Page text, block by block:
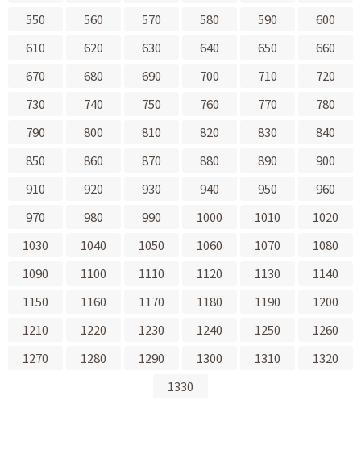
550
560 570 580 590
600
610
620 630 640 650
660
670
680 690 700 710
720
730
740 750 760 770
780
790
800 810 820 830
840
850
860 870 880 890
900
910
920 930 940 950
960
970
980 990 1000 1010
1020
1030
1040 1050 1060 1070
1080
1090
1100 1110 1120 1130
1140
1150
1160 1170 1180 1190
1200
1210
1220 1230 1240 1250
1260
1270
1280 1290 1300 1310
1320
1330